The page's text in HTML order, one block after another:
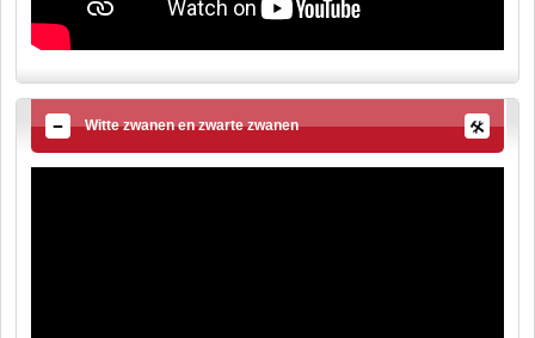
Witte zwanen en zwarte zwanen